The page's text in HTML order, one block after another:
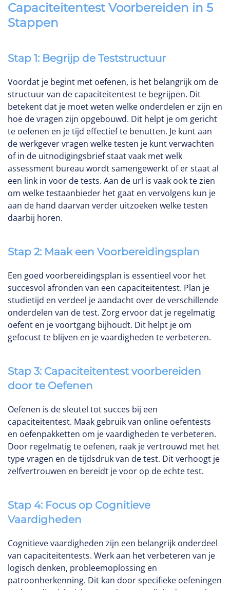
Capaciteitentest Voorbereiden in 5
Stappen
Stap 1: Begrijp de Teststructuur
Voordat je begint met oefenen, is het belangrijk om de
structuur van de capaciteitentest te begrijpen. Dit
betekent dat je moet weten welke onderdelen er zijn en
hoe de vragen zijn opgebouwd. Dit helpt je om gericht
te oefenen en je tijd effectief te benutten. Je kunt aan
de werkgever vragen welke testen je kunt verwachten
of in de uitnodigingsbrief staat vaak met welk
assessment bureau wordt samengewerkt of er staat al
een link in voor de tests. Aan de url is vaak ook te zien
om welke testaanbieder het gaat en vervolgens kun je
aan de hand daarvan verder uitzoeken welke testen
daarbij horen.
Stap 2: Maak een Voorbereidingsplan
Een goed voorbereidingsplan is essentieel voor het
succesvol afronden van een capaciteitentest. Plan je
studietijd en verdeel je aandacht over de verschillende
onderdelen van de test. Zorg ervoor dat je regelmatig
oefent en je voortgang bijhoudt. Dit helpt je om
gefocust te blijven en je vaardigheden te verbeteren.
Stap 3: Capaciteitentest voorbereiden
door te Oefenen
Oefenen is de sleutel tot succes bij een
capaciteitentest. Maak gebruik van online oefentests
en oefenpakketten om je vaardigheden te verbeteren.
Door regelmatig te oefenen, raak je vertrouwd met het
type vragen en de tijdsdruk van de test. Dit verhoogt je
zelfvertrouwen en bereidt je voor op de echte test.
Stap 4: Focus op Cognitieve
Vaardigheden
Cognitieve vaardigheden zijn een belangrijk onderdeel
van capaciteitentests. Werk aan het verbeteren van je
logisch denken, probleemoplossing en
patroonherkenning. Dit kan door specifieke oefeningen